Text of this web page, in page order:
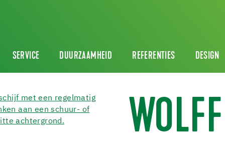
SERVICE DUURZAAMHEID REFERENTIES DESIGN